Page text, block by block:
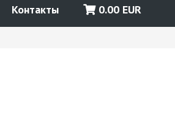
Контакты 0.00EUR